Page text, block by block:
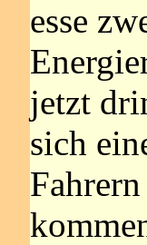
esse
jetzt
sich